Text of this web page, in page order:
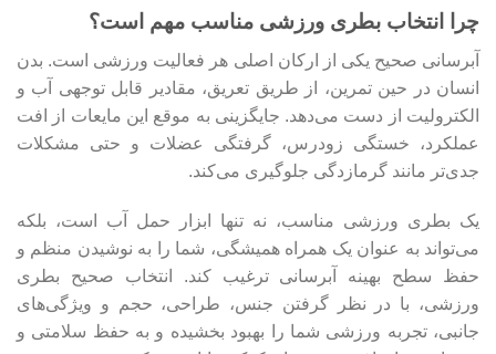
چرا انتخاب بطری ورزشی مناسب مهم است؟
آبرسانی صحیح یکی از ارکان اصلی هر فعالیت ورزشی است. بدن
انسان در حین تمرین، از طریق تعریق، مقادیر قابل توجهی آب و
الکترولیت از دست می‌دهد. جایگزینی به موقع این مایعات از افت
عملکرد، خستگی زودرس، گرفتگی عضلات و حتی مشکلات
جدی‌تر مانند گرمازدگی جلوگیری می‌کند.
یک بطری ورزشی مناسب، نه تنها ابزار حمل آب است، بلکه
می‌تواند به عنوان یک همراه همیشگی، شما را به نوشیدن منظم و
حفظ سطح بهینه آبرسانی ترغیب کند. انتخاب صحیح بطری
ورزشی، با در نظر گرفتن جنس، طراحی، حجم و ویژگی‌های
جانبی، تجربه ورزشی شما را بهبود بخشیده و به حفظ سلامتی و